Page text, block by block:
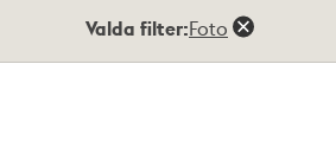
Valda filter:Foto